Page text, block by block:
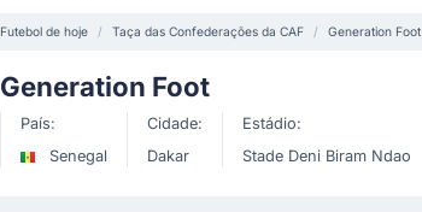
Futebol de hoje Taça das Confederações da CAF Generation Foot
Generation Foot
País:
Senegal
Cidade:
Dakar
Estádio:
Stade Deni Biram Ndao